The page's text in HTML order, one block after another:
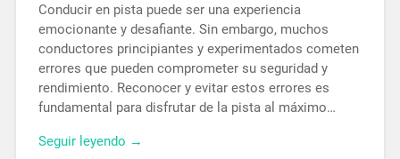
Conducir en pista puede ser una experiencia
emocionante y desafiante. Sin embargo, muchos
conductores principiantes y experimentados cometen
errores que pueden comprometer su seguridad y
rendimiento. Reconocer y evitar estos errores es
fundamental para disfrutar de la pista al máximo…
Seguir leyendo →